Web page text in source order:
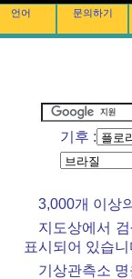
언어 문의하기
기후 :
3,000개 이상
지도상에서
표시되어 있습니
기상관측소